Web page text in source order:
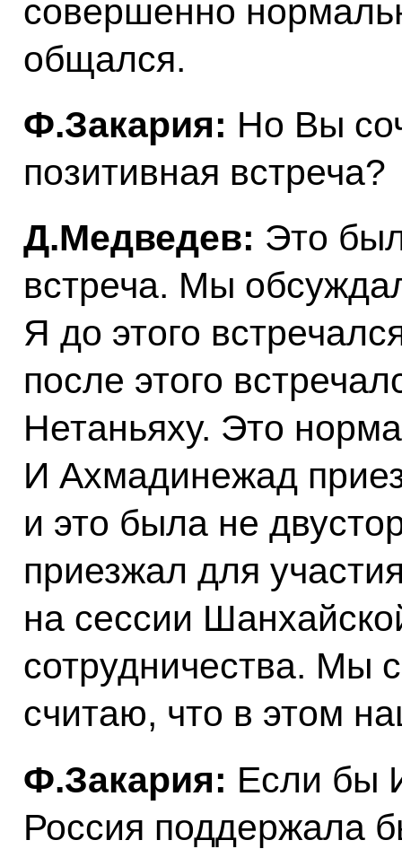
совершенно
общался.
Ф.Закария: Но Вы
позитивная встреча?
Д.Медведев: Это
встреча. Мы
Я до этого
после этого
Нетаньяху. Это
И Ахмадинежад
и это была не
приезжал для
на сессии
сотрудничества. Мы
считаю, что в этом
Ф.Закария: Если бы
Россия поддержала